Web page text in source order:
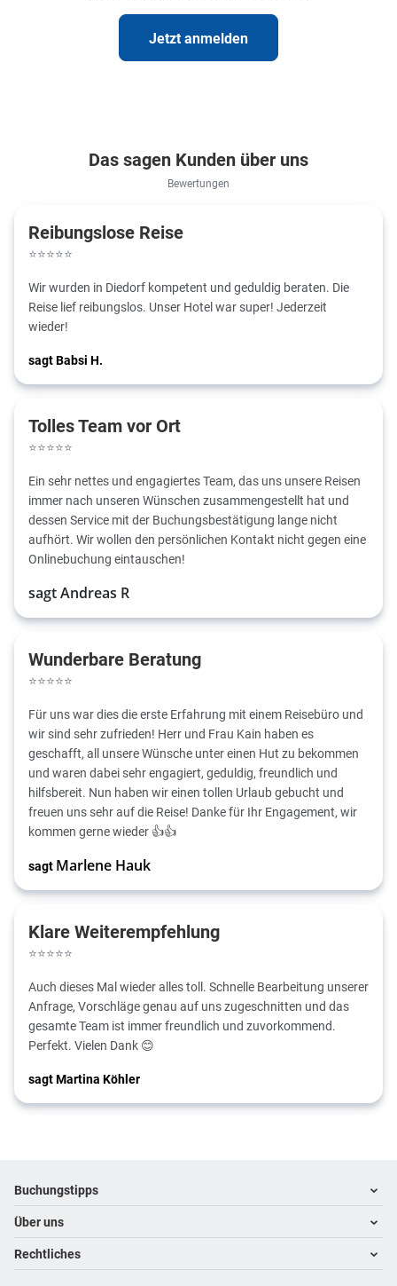
Jetzt anmelden
Das sagen Kunden über uns
Bewertungen
Reibungslose Reise
⭐⭐⭐⭐⭐
Wir wurden in Diedorf kompetent und geduldig beraten. Die
Reise lief reibungslos. Unser Hotel war super! Jederzeit
wieder!
sagt Babsi H.
Tolles Team vor Ort
⭐⭐⭐⭐⭐
Ein sehr nettes und engagiertes Team, das uns unsere Reisen
immer nach unseren Wünschen zusammengestellt hat und
dessen Service mit der Buchungsbestätigung lange nicht
aufhört. Wir wollen den persönlichen Kontakt nicht gegen eine
Onlinebuchung eintauschen!
sagt Andreas R
Wunderbare Beratung
⭐⭐⭐⭐⭐
Für uns war dies die erste Erfahrung mit einem Reisebüro und
wir sind sehr zufrieden! Herr und Frau Kain haben es
geschafft, all unsere Wünsche unter einen Hut zu bekommen
und waren dabei sehr engagiert, geduldig, freundlich und
hilfsbereit. Nun haben wir einen tollen Urlaub gebucht und
freuen uns sehr auf die Reise! Danke für Ihr Engagement, wir
kommen gerne wieder 👍👍
sagt Marlene Hauk
Klare Weiterempfehlung
⭐⭐⭐⭐⭐
Auch dieses Mal wieder alles toll. Schnelle Bearbeitung unserer
Anfrage, Vorschläge genau auf uns zugeschnitten und das
gesamte Team ist immer freundlich und zuvorkommend.
Perfekt. Vielen Dank 😊
sagt Martina Köhler
Footer navigation
Buchungstipps
Warum im Reisebüro buchen
Hoteltipps
Reisewelten
Über uns
Kontakt
Rechtliches